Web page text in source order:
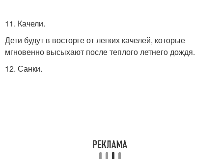
11. Качели.
Дети будут в восторге от легких качелей, которые
мгновенно высыхают после теплого летнего дождя.
12. Санки.